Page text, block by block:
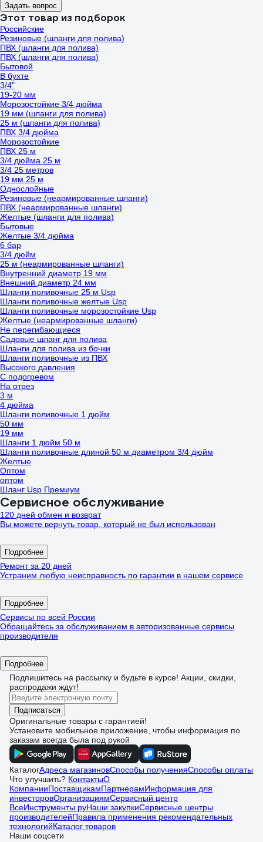
Задать вопрос
Этот товар из подборок
Российские
Резиновые (шланги для полива)
ПВХ (шланги для полива)
ПВХ (шланги для полива)
Бытовой
В бухте
3/4"
19-20 мм
Морозостойкие 3/4 дюйма
19 мм (шланги для полива)
25 м (шланги для полива)
ПВХ 3/4 дюйма
Морозостойкие
ПВХ 25 м
3/4 дюйма 25 м
3/4 25 метров
19 мм 25 м
Однослойные
Резиновые (неармированные шланги)
ПВХ (неармированные шланги)
Желтые (шланги для полива)
Бытовые
Желтые 3/4 дюйма
6 бар
3/4 дюйм
25 м (неармированные шланги)
Внутренний диаметр 19 мм
Внешний диаметр 24 мм
Шланги поливочные 25 м Usp
Шланги поливочные желтые Usp
Шланги поливочные морозостойкие Usp
Желтые (неармированные шланги)
Не перегибающиеся
Садовые шланг для полива
Шланги для полива из бочки
Шланги поливочные из ПВХ
Высокого давления
С подогревом
На отрез
3 м
4 дюйма
Шланги поливочные 1 дюйм
50 мм
19 мм
Шланги 1 дюйм 50 м
Шланги поливочные длиной 50 м диаметром 3/4 дюйм
Желтые
Оптом
оптом
Шланг Usp Премиум
Сервисное обслуживание
120 дней обмен и возврат
Вы можете вернуть товар, который не был использован
Подробнее
Ремонт за 20 дней
Устраним любую неисправность по гарантии в нашем сервисе
Подробнее
Сервисы по всей России
Обращайтесь за обслуживанием в авторизованные сервисы
производителя
Подробнее
Подпишитесь на рассылку и будьте в курсе! Акции, скидки,
распродажи ждут!
Подписаться
Оригинальные товары с гарантией!
Установите мобильное приложение, чтобы информация по
заказам всегда была под рукой
КаталогАдреса магазиновСпособы полученияСпособы оплаты
Что улучшить? КонтактыО
КомпанииПоставщикамПартнерамИнформация для
инвесторовОрганизациямСервисный центр
ВсеИнструменты.руНаши закупкиСервисные центры
производителейПравила применения рекомендательных
технологийКаталог товаров
Наши соцсети